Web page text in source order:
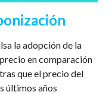
la adopción de la
en comparación
que el precio del
últimos años